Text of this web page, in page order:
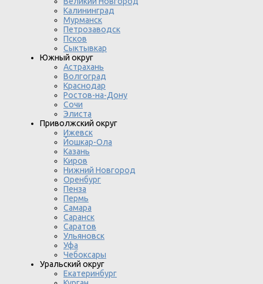
Калининград
Мурманск
Петрозаводск
Псков
Сыктывкар
Южный округ
Астрахань
Волгоград
Краснодар
Ростов-на-Дону
Сочи
Элиста
Приволжский округ
Ижевск
Йошкар-Ола
Казань
Киров
Нижний Новгород
Оренбург
Пенза
Пермь
Самара
Саранск
Саратов
Ульяновск
Уфа
Чебоксары
Уральский округ
Екатеринбург